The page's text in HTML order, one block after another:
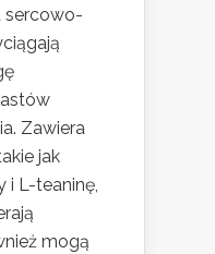
sercowo-
Zawiera
jak
i L-teaninę,
mogą